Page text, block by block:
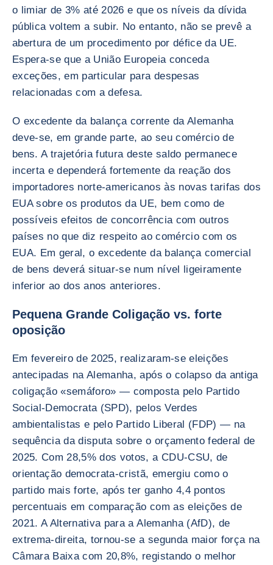
o limiar de 3% até 2026 e que os níveis da dívida
pública voltem a subir. No entanto, não se prevê a
abertura de um procedimento por défice da UE.
Espera-se que a União Europeia conceda
exceções, em particular para despesas
relacionadas com a defesa.
O excedente da balança corrente da Alemanha
deve-se, em grande parte, ao seu comércio de
bens. A trajetória futura deste saldo permanece
incerta e dependerá fortemente da reação dos
importadores norte-americanos às novas tarifas dos
EUA sobre os produtos da UE, bem como de
possíveis efeitos de concorrência com outros
países no que diz respeito ao comércio com os
EUA. Em geral, o excedente da balança comercial
de bens deverá situar-se num nível ligeiramente
inferior ao dos anos anteriores.
Pequena Grande Coligação vs. forte
oposição
Em fevereiro de 2025, realizaram-se eleições
antecipadas na Alemanha, após o colapso da antiga
coligação «semáforo» — composta pelo Partido
Social-Democrata (SPD), pelos Verdes
ambientalistas e pelo Partido Liberal (FDP) — na
sequência da disputa sobre o orçamento federal de
2025. Com 28,5% dos votos, a CDU-CSU, de
orientação democrata-cristã, emergiu como o
partido mais forte, após ter ganho 4,4 pontos
percentuais em comparação com as eleições de
2021. A Alternativa para a Alemanha (AfD), de
extrema-direita, tornou-se a segunda maior força na
Câmara Baixa com 20,8%, registando o melhor